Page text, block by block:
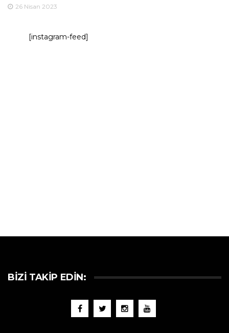
26 Nisan 2023
[instagram-feed]
BIZI TAKIP EDIN: